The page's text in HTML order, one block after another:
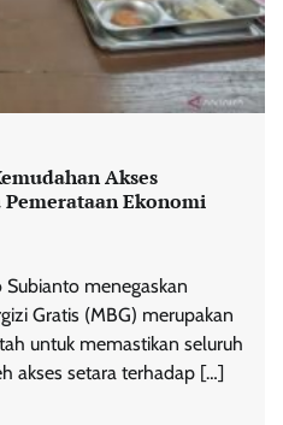
Akses
Ekonomi
Subianto menegaskan
Gratis (MBG) merupakan
untuk memastikan seluruh
akses setara terhadap […]